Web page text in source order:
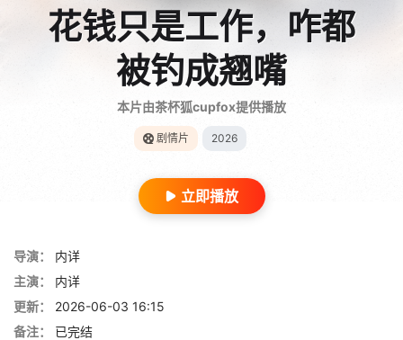
花钱只是工作，咋都
被钓成翘嘴
本片由茶杯狐cupfox提供播放
剧情片 2026
立即播放
导演：
内详
主演：
内详
更新：
2026-06-03 16:15
备注：
已完结